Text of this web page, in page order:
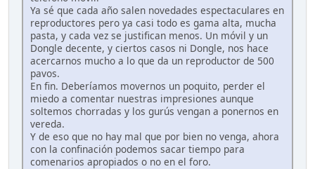
Ya sé que cada año salen novedades espectaculares en
reproductores pero ya casi todo es gama alta, mucha
pasta, y cada vez se justifican menos. Un móvil y un
Dongle decente, y ciertos casos ni Dongle, nos hace
acercarnos mucho a lo que da un reproductor de 500
pavos.
En fin. Deberíamos movernos un poquito, perder el
miedo a comentar nuestras impresiones aunque
soltemos chorradas y los gurús vengan a ponernos en
vereda.
Y de eso que no hay mal que por bien no venga, ahora
con la confinación podemos sacar tiempo para
comenarios apropiados o no en el foro.